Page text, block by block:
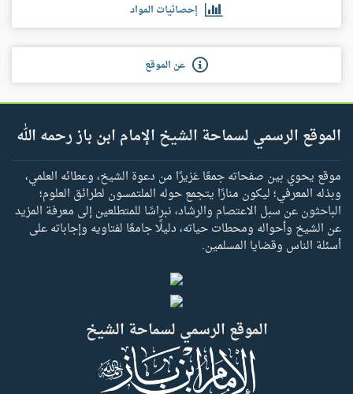
إحصائيات المواد
عن الموقع
الموقع الرسمي لسماحة الشيخ الإمام ابن باز رحمه الله
موقع يحوي بين صفحاته جمعًا غزيرًا من دعوة الشيخ، وعطائه العلمي،
وبذله المعرفي؛ ليكون منارًا يتجمع حوله الملتمسون لطرائق العلوم؛
الباحثون عن سبل الاعتصام والرشاد، نبراسًا للمتطلعين إلى معرفة المزيد
عن الشيخ وأحواله ومحطات حياته، دليلًا جامعًا لفتاويه وإجاباته على
أسئلة الناس وقضايا المسلمين.
الموقع الرسمي لسماحة الشيخ